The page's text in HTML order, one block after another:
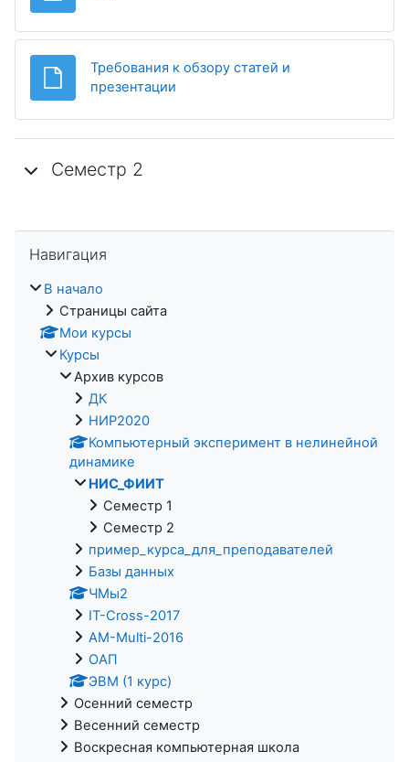
Требования к обзору статей и
презентации
Семестр 2
Навигация
В начало
Страницы сайта
Мои курсы
Курсы
Архив курсов
ДК
НИР2020
Компьютерный эксперимент в нелинейной
динамике
НИС_ФИИТ
Семестр 1
Семестр 2
пример_курса_для_преподавателей
Базы данных
ЧМы2
IT-Cross-2017
AM-Multi-2016
ОАП
ЭВМ (1 курс)
Осенний семестр
Весенний семестр
Воскресная компьютерная школа